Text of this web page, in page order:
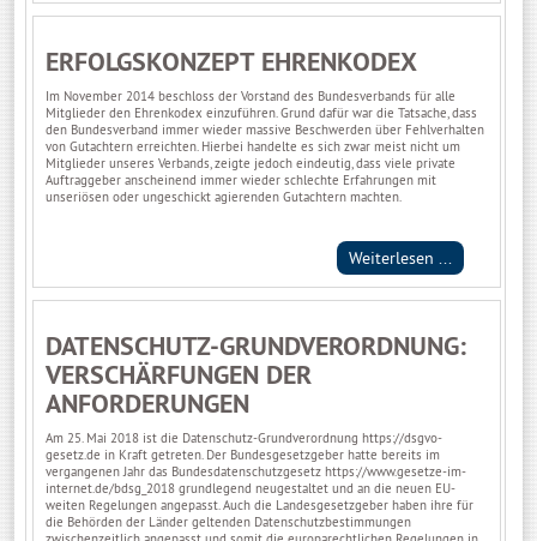
ERFOLGSKONZEPT EHRENKODEX
Im November 2014 beschloss der Vorstand des Bundesverbands für alle
Mitglieder den Ehrenkodex einzuführen. Grund dafür war die Tatsache, dass
den Bundesverband immer wieder massive Beschwerden über Fehlverhalten
von Gutachtern erreichten. Hierbei handelte es sich zwar meist nicht um
Mitglieder unseres Verbands, zeigte jedoch eindeutig, dass viele private
Auftraggeber anscheinend immer wieder schlechte Erfahrungen mit
unseriösen oder ungeschickt agierenden Gutachtern machten.
Weiterlesen ...
DATENSCHUTZ-GRUNDVERORDNUNG:
VERSCHÄRFUNGEN DER
ANFORDERUNGEN
Am 25. Mai 2018 ist die Datenschutz-Grundverordnung https://dsgvo-
gesetz.de in Kraft getreten. Der Bundesgesetzgeber hatte bereits im
vergangenen Jahr das Bundesdatenschutzgesetz https://www.gesetze-im-
internet.de/bdsg_2018 grundlegend neugestaltet und an die neuen EU-
weiten Regelungen angepasst. Auch die Landesgesetzgeber haben ihre für
die Behörden der Länder geltenden Datenschutzbestimmungen